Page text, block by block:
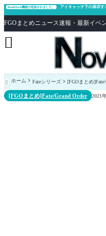
BookMark機能が追加されました。
アイキャッチ下の保存

 ホーム Fateシリーズ [FGOまとめ]Fate/
[FGOまとめ]Fate/Grand Order 2021